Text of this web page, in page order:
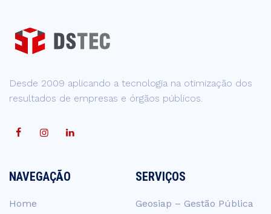
Desde 2009 aplicando a tecnologia na otimização dos
resultados de empresas e órgãos públicos.
NAVEGAÇÃO
Home
SERVIÇOS
Geosiap – Gestão Pública